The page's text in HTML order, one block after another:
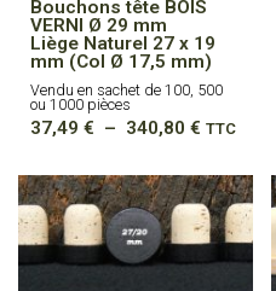
Bouchons tête BOIS
VERNI Ø 29 mm
Liège Naturel 27 x 19
mm (Col Ø 17,5 mm)
Vendu en sachet de 100, 500
ou 1000 pièces
37,49 € – 340,80 € Plage
37,49 €
à
340,80 €
TTC